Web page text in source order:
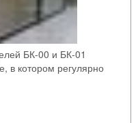
БК-00 и БК-01
в котором регулярно